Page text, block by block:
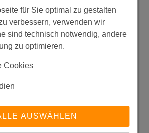
den Sommerferien
für Sie optimal zu gestalten
verbessern, verwenden wir
sind technisch notwendig, andere
zu optimieren.
Cookies
AUSWÄHLEN